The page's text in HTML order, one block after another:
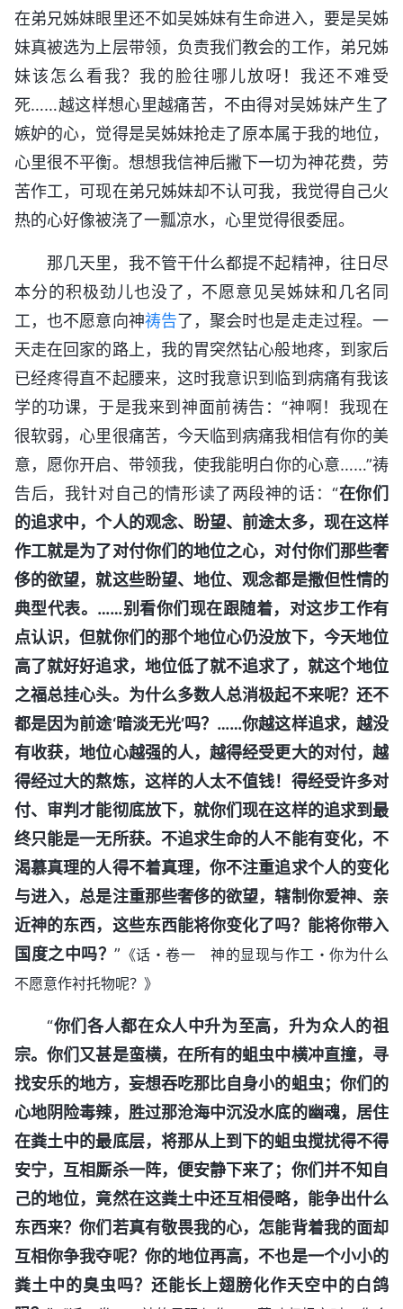
在弟兄姊妹眼里还不如吴姊妹有生命进入，要是吴姊
妹真被选为上层带领，负责我们教会的工作，弟兄姊
妹该怎么看我？我的脸往哪儿放呀！我还不难受
死……越这样想心里越痛苦，不由得对吴姊妹产生了
嫉妒的心，觉得是吴姊妹抢走了原本属于我的地位，
心里很不平衡。想想我信神后撇下一切为神花费，劳
苦作工，可现在弟兄姊妹却不认可我，我觉得自己火
热的心好像被浇了一瓢凉水，心里觉得很委屈。
那几天里，我不管干什么都提不起精神，往日尽
本分的积极劲儿也没了，不愿意见吴姊妹和几名同
工，也不愿意向神祷告了，聚会时也是走走过程。一
天走在回家的路上，我的胃突然钻心般地疼，到家后
已经疼得直不起腰来，这时我意识到临到病痛有我该
学的功课，于是我来到神面前祷告：“神啊！我现在
很软弱，心里很痛苦，今天临到病痛我相信有你的美
意，愿你开启、带领我，使我能明白你的心意……”祷
告后，我针对自己的情形读了两段神的话：“在你们
的追求中，个人的观念、盼望、前途太多，现在这样
作工就是为了对付你们的地位之心，对付你们那些奢
侈的欲望，就这些盼望、地位、观念都是撒但性情的
典型代表。……别看你们现在跟随着，对这步工作有
点认识，但就你们的那个地位心仍没放下，今天地位
高了就好好追求，地位低了就不追求了，就这个地位
之福总挂心头。为什么多数人总消极起不来呢？还不
都是因为前途‘暗淡无光’吗？……你越这样追求，越没
有收获，地位心越强的人，越得经受更大的对付，越
得经过大的熬炼，这样的人太不值钱！得经受许多对
付、审判才能彻底放下，就你们现在这样的追求到最
终只能是一无所获。不追求生命的人不能有变化，不
渴慕真理的人得不着真理，你不注重追求个人的变化
与进入，总是注重那些奢侈的欲望，辖制你爱神、亲
近神的东西，这些东西能将你变化了吗？能将你带入
国度之中吗？” 《话・卷一 神的显现与作工・你为什么
不愿意作衬托物呢？》
“你们各人都在众人中升为至高，升为众人的祖
宗。你们又甚是蛮横，在所有的蛆虫中横冲直撞，寻
找安乐的地方，妄想吞吃那比自身小的蛆虫；你们的
心地阴险毒辣，胜过那沧海中沉没水底的幽魂，居住
在粪土中的最底层，将那从上到下的蛆虫搅扰得不得
安宁，互相厮杀一阵，便安静下来了；你们并不知自
己的地位，竟然在这粪土中还互相侵略，能争出什么
东西来？你们若真有敬畏我的心，怎能背着我的面却
互相你争我夺呢？你的地位再高，不也是一个小小的
粪土中的臭虫吗？还能长上翅膀化作天空中的白鸽